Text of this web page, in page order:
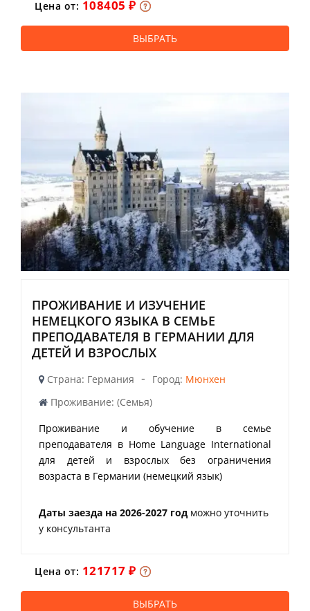
Цена от: 108405 ₽
ВЫБРАТЬ
ПРОЖИВАНИЕ И ИЗУЧЕНИЕ
НЕМЕЦКОГО ЯЗЫКА В СЕМЬЕ
ПРЕПОДАВАТЕЛЯ В ГЕРМАНИИ ДЛЯ
ДЕТЕЙ И ВЗРОСЛЫХ
Страна: Германия - Город: Мюнхен
Проживание: (Семья)
Проживание и обучение в семье
преподавателя в Home Language International
для детей и взрослых без ограничения
возраста в Германии (немецкий язык)
Даты заезда на 2026-2027 год можно уточнить
у консультанта
Цена от: 121717 ₽
ВЫБРАТЬ